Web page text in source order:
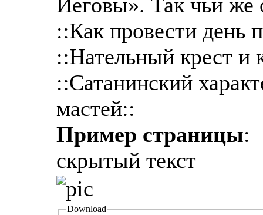
::Как провести день
::Нательный крест и
::Сатанинский
мастей::
Пример страницы:
скрытый текст
Download